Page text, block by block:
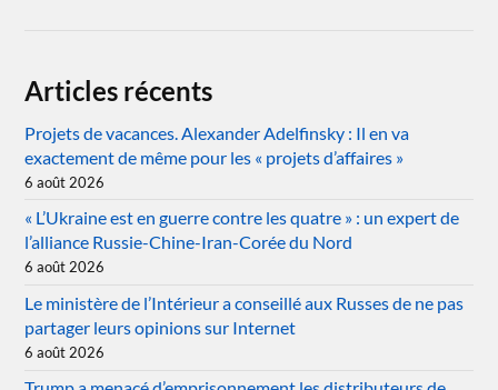
Articles récents
Projets de vacances. Alexander Adelfinsky : Il en va
exactement de même pour les « projets d’affaires »
6 août 2026
« L’Ukraine est en guerre contre les quatre » : un expert de
l’alliance Russie-Chine-Iran-Corée du Nord
6 août 2026
Le ministère de l’Intérieur a conseillé aux Russes de ne pas
partager leurs opinions sur Internet
6 août 2026